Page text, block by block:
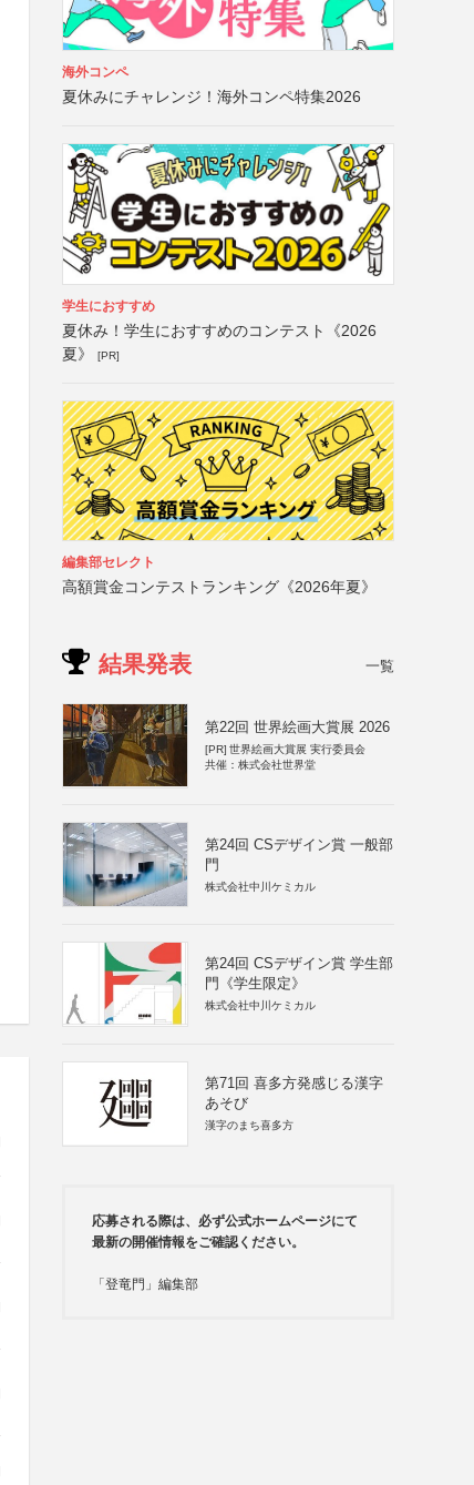
海外コンペ
夏休みにチャレンジ！海外コンペ特集2026
学生におすすめ
夏休み！学生におすすめのコンテスト《2026
夏》
[PR]
編集部セレクト
高額賞金コンテストランキング《2026年夏》
結果発表 一覧
第22回 世界絵画大賞展 2026
[PR] 世界絵画大賞展 実行委員会
共催：株式会社世界堂
第24回 CSデザイン賞 一般部
門
株式会社中川ケミカル
第24回 CSデザイン賞 学生部
門《学生限定》
株式会社中川ケミカル
第71回 喜多方発感じる漢字
あそび
漢字のまち喜多方
応募される際は、必ず公式ホームページにて
最新の開催情報をご確認ください。
「登竜門」編集部